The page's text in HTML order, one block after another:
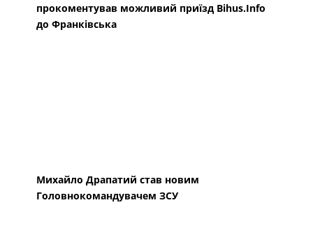
прокоментував можливий приїзд Bihus.Info
до Франківська
Михайло Драпатий став новим
Головнокомандувачем ЗСУ